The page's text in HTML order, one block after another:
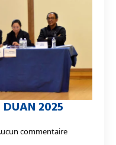
2025
commentaire